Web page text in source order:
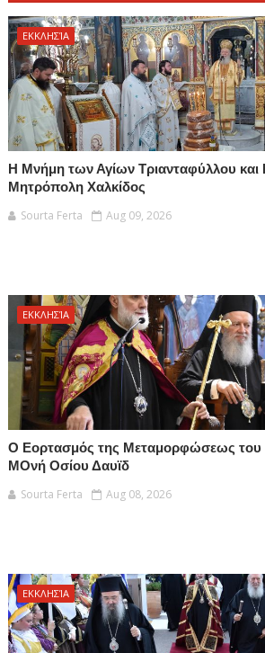
ΕΚΚΛΗΣΊΑ
Η Μνήμη των Αγίων Τριανταφύλλου και
Μητρόπολη Χαλκίδος
Sourta Ferta
Aug 09, 2026
ΕΚΚΛΗΣΊΑ
Ο Εορτασμός της Μεταμορφώσεως του
ΜΟνή Οσίου Δαυϊδ
Sourta Ferta
Aug 08, 2026
ΕΚΚΛΗΣΊΑ